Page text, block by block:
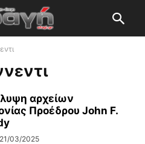
αρχείων
Προέδρου John F.
21/03/2025